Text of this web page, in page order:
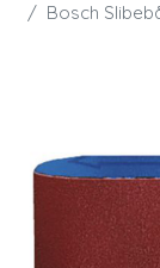
Bosch